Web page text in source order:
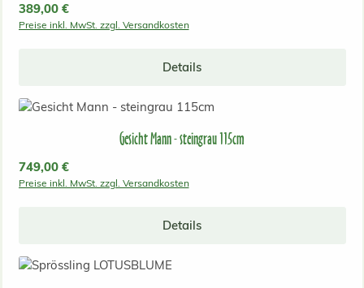
Regulärer Preis:
389,00 €
Preise inkl. MwSt. zzgl. Versandkosten
Details
Gesicht Mann - steingrau 115cm
Regulärer Preis:
749,00 €
Preise inkl. MwSt. zzgl. Versandkosten
Details